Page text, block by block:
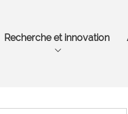
contenu
Recherche et innovation